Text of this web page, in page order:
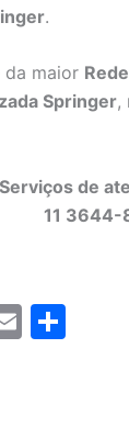
.
da maior
Springer,
Serviços de
11 3644-
E